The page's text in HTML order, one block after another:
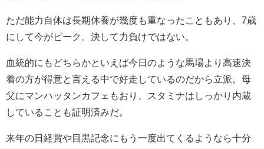
ただ能力自体は長期休養が幾度も重なったこともあり、7歳
にして今がピーク。決して力負けではない。
血統的にもどちらかといえば今日のような馬場より高速決
着の方が得意と言える中で好走しているのだから立派。母
父にマンハッタンカフェもおり、スタミナはしっかり内蔵
していることも証明済みだ。
来年の日経賞や目黒記念にもう一度出てくるようなら十分